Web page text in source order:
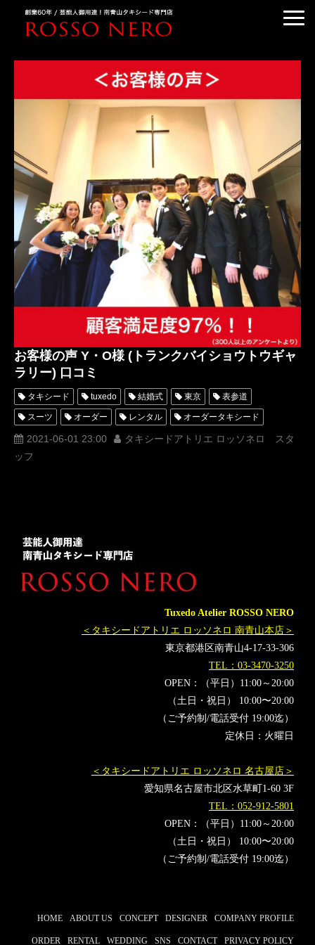
TUXEDO RENTAL
TUXEDO RANKING
KIMONO DRESS
COLUMN &BLOG
ABOUT US
ACCESS
お客様の声 Y・O様 (トランクバイショウトウギャ
ラリー) 口コミ
タキシード tuxedo 結婚式 東京 表参道
スーツ オーダー レンタル オーダータキシード
レンタルタキシード ロッソネロ 人気 購入 名古屋
オーダータキシード東京
タキシードレンタル東京
オーダータキシード横浜
2021-06-01 23:00
タキシードアトリエ ロッソネロ スタ
ッフ
Tuxedo Atelier ROSSO NERO
＜タキシードアトリエ ロッソネロ 南青山本店＞
東京都港区南青山4-17-33-306
TEL：03-3470-3250
OPEN：（平日）11:00～20:00
（土日・祝日） 10:00〜20:00
（ご予約制/電話受付 19:00迄）
定休日：火曜日
＜タキシードアトリエ ロッソネロ 名古屋店＞
愛知県名古屋市北区水草町1-60 3F
TEL：052-912-5801
OPEN：（平日）11:00～20:00
（土日・祝日） 10:00〜20:00
（ご予約制/電話受付 19:00迄）
HOME ABOUT US CONCEPT DESIGNER COMPANY PROFILE
ORDER RENTAL WEDDING SNS CONTACT PRIVACY POLICY